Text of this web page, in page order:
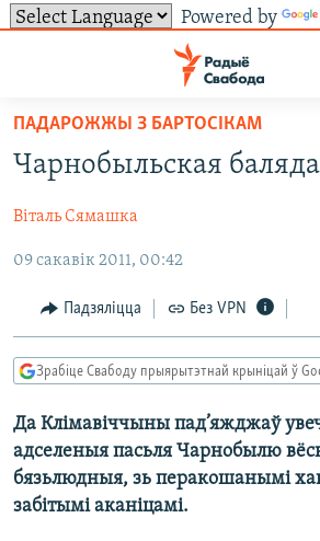
Powered by
ўнівэрсальнага
доступу
Перайсьці
галоўнага
Перайсьці
галоўнай
навігацыі
Перайсьці
пошуку
УСЕ НАВІНЫ
ВІДЭА І ФОТА
ЛЮДЗІ
ПАЛІТЫКА
ЭКАНОМІКА
ВАЙНА
БЕЛАРУСЫ НА ВАЙНЕ
ПАЛІТВЯЗЬНІ
КУЛЬТУРА
ТОЛЬКІ НА СВАБОДЗЕ
ТЭСТЫ
БЛОГІ
ГІСТОРЫЯ НА СВАБОДЗЕ
ПАДКАСТЫ
КНІГІ
АЎДЫЁКНІГІ
PREMIUM
МОВА
СУВЯЗЬ
АБЫСЬЦІ БЛЯКАВАНЬНЕ
ПАДЗЯЛІЦЦА ІНФАРМАЦЫЯЙ
ПАДПІСАЦЦА
RSS
ПАДКАСТЫ
FACEBOOK
TWITTER
САЧЫЦЕ ЗА АБНАЎЛЕНЬНЯМІ
Усе сайты РС/РСЭ
ПАДАРОЖЖЫ З БАРТОСІКАМ
Чарнобыльская баляда
Віталь Сямашка
09 сакавік 2011, 00:42
Падзяліцца Без VPN
Зрабіце Свабоду прыярытэтнай крыніцай ў
Да Клімавіччыны пад’яжджаў
адселеныя пасьля Чарнобылю
бязьлюдныя, зь перакошанымі
забітымі аканіцамі.